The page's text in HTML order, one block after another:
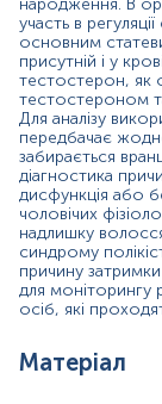
сироватка
Зміст:
Маркер
Показання до
Загальна
Маркер
Показання
народження. В
участь в
основним
присутній і у
тестостерон, як
тестостероном
Для аналізу
передбачає
забирається
діагностика
дисфункція або
чоловічих
надлишку волосся
синдрому
причину
для моніторингу
осіб, які
Матеріал